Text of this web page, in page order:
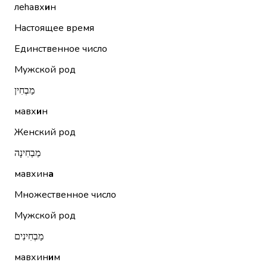
леhавхин
Настоящее время
Единственное число
Мужской род
מַבְחִין
мавхин
Женский род
מַבְחִינָה
мавхина
Множественное число
Мужской род
מַבְחִינִים
мавхиним